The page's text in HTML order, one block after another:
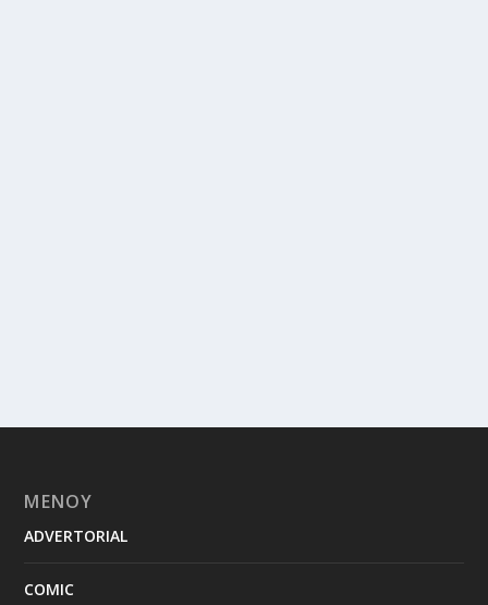
ΜΕΝΟΥ
ADVERTORIAL
COMIC